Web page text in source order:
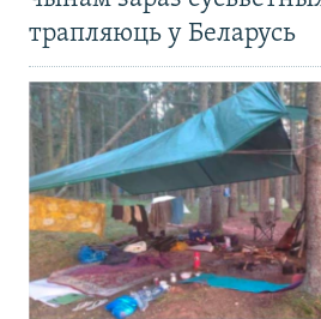
трапляюць у Беларусь